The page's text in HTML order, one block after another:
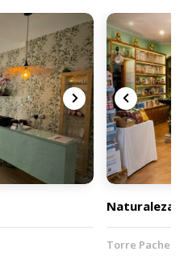
Naturaleza
Torre Pacheco